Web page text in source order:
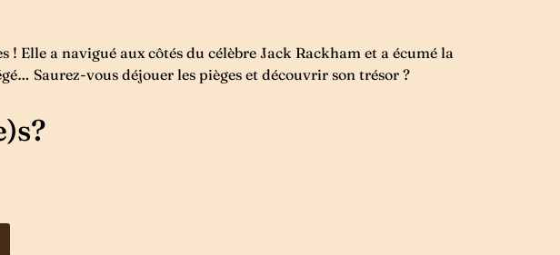
Elle a navigué aux côtés du célèbre Jack Rackham et a écumé la
Saurez-vous déjouer les pièges et découvrir son trésor ?